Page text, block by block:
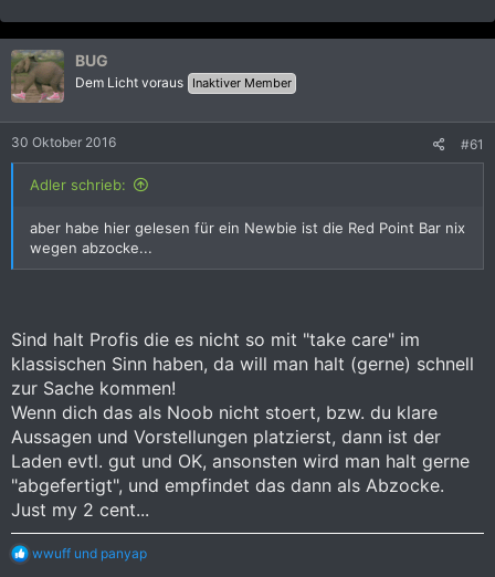
BUG
Dem Licht voraus Inaktiver Member
30 Oktober 2016 #61
Adler schrieb:
aber habe hier gelesen für ein Newbie ist die Red Point Bar nix
wegen abzocke...
Sind halt Profis die es nicht so mit "take care" im
klassischen Sinn haben, da will man halt (gerne) schnell
zur Sache kommen!
Wenn dich das als Noob nicht stoert, bzw. du klare
Aussagen und Vorstellungen platzierst, dann ist der
Laden evtl. gut und OK, ansonsten wird man halt gerne
"abgefertigt", und empfindet das dann als Abzocke.
Just my 2 cent...
R
wwuff und panyap